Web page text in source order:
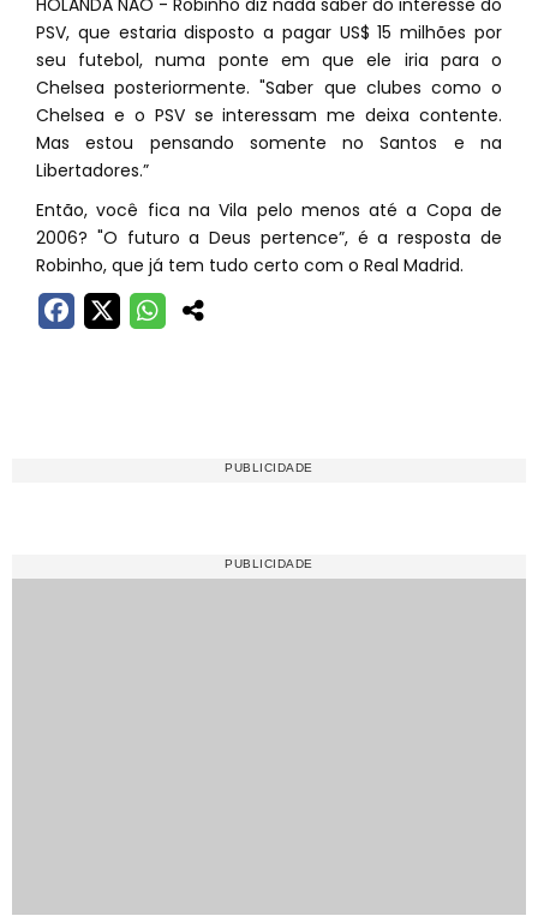
HOLANDA NÃO - Robinho diz nada saber do interesse do
PSV, que estaria disposto a pagar US$ 15 milhões por
seu futebol, numa ponte em que ele iria para o
Chelsea posteriormente. "Saber que clubes como o
Chelsea e o PSV se interessam me deixa contente.
Mas estou pensando somente no Santos e na
Libertadores.”
Então, você fica na Vila pelo menos até a Copa de
2006? "O futuro a Deus pertence”, é a resposta de
Robinho, que já tem tudo certo com o Real Madrid.